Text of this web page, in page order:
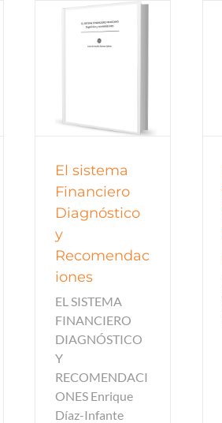
El sistema
Financiero
Diagnóstico
y
Recomendac
iones
EL SISTEMA
FINANCIERO
DIAGNÓSTICO
Y
RECOMENDACI
ONES Enrique
Díaz-Infante